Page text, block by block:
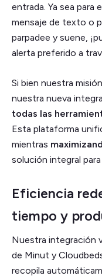
entrada. Ya sea para
mensaje de texto o
parpadee y suene,
alerta preferido a
Si bien nuestra
nuestra nueva
todas las
Esta plataforma
mientras
solución integral
Eficiencia
tiempo y
Nuestra integración
de Minut y
recopila